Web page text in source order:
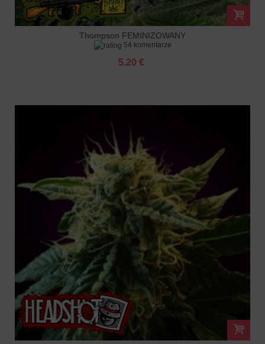
Thompson FEMINIZOWANY
54 komentarze
5.20 €